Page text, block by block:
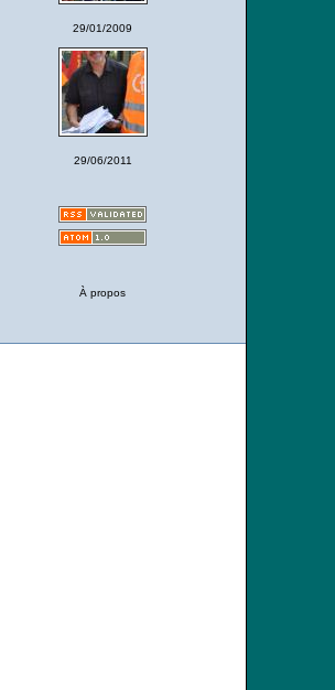
29/01/2009
29/06/2011
À propos